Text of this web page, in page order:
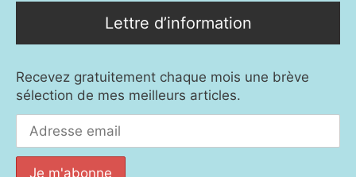
Lettre d’information
Recevez gratuitement chaque mois une brève
sélection de mes meilleurs articles.